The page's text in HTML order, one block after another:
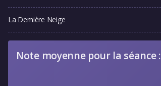
La Dernière Neige
Note moyenne pour la séance :